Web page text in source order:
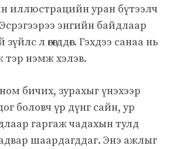
иллюстрацийн уран бүтээлч
энгийн байдлаар
л өгөгддөг. Гэхдээ санаа нь
тэр нэмж хэлэв.
бичих, зурахыг үнэхээр
боловч үр дүнг сайн, ур
гаргаж чадахын тулд
шаардагддаг. Энэ ажлыг